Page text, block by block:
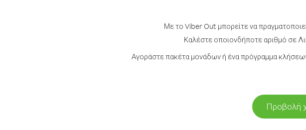
Με το Viber Out μπορείτε να
Καλέστε οποιονδήποτε αριθμό σε
Αγοράστε πακέτα μονάδων ή ένα πρόγραμμα
Προβολή